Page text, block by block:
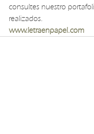
consultes nuestro
realizados.
www.letraenpapel.com